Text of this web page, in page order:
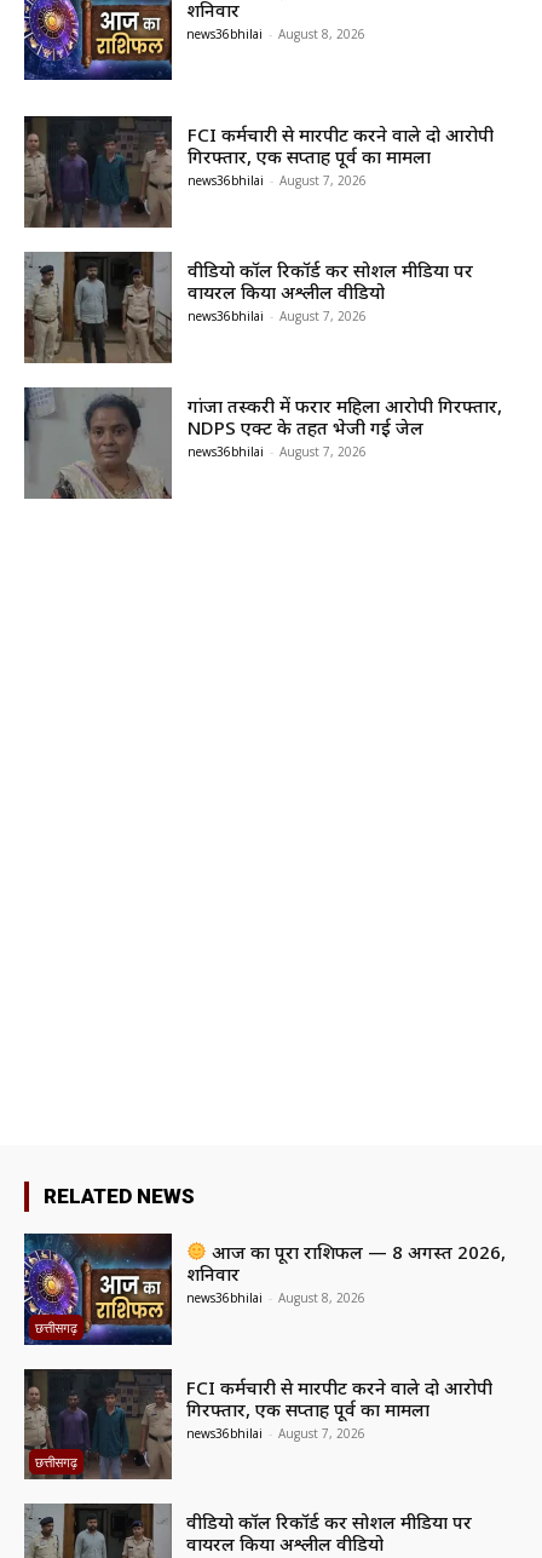
शनिवार
news36bhilai - August 8, 2026
FCI कर्मचारी से मारपीट करने वाले दो आरोपी
गिरफ्तार, एक सप्ताह पूर्व का मामला
news36bhilai - August 7, 2026
वीडियो कॉल रिकॉर्ड कर सोशल मीडिया पर
वायरल किया अश्लील वीडियो
news36bhilai - August 7, 2026
गांजा तस्करी में फरार महिला आरोपी गिरफ्तार,
NDPS एक्ट के तहत भेजी गई जेल
news36bhilai - August 7, 2026
RELATED NEWS
छत्तीसगढ़
आज का पूरा राशिफल — 8 अगस्त 2026,
शनिवार
news36bhilai - August 8, 2026
छत्तीसगढ़
FCI कर्मचारी से मारपीट करने वाले दो आरोपी
गिरफ्तार, एक सप्ताह पूर्व का मामला
news36bhilai - August 7, 2026
वीडियो कॉल रिकॉर्ड कर सोशल मीडिया पर
वायरल किया अश्लील वीडियो